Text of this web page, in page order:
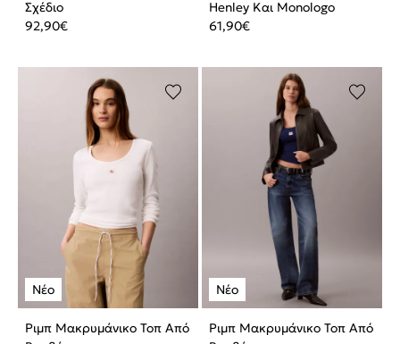
Σχέδιο
92,90€
Henley Και Monologo
61,90€
Ριμπ Μακρυμάνικο Τοπ Από
Ριμπ Μακρυμάνικο Τοπ Από